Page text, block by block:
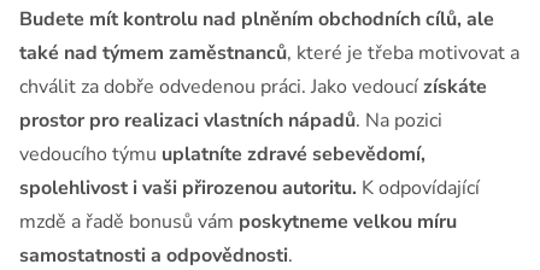
Budete mít kontrolu nad plněním obchodních cílů, ale
také nad týmem zaměstnanců, které je třeba motivovat a
chválit za dobře odvedenou práci. Jako vedoucízískáte
prostor pro realizaci vlastních nápadů. Na pozici
vedoucího týmu uplatníte zdravé sebevědomí,
spolehlivost i vaši přirozenou autoritu. K odpovídající
mzdě a řadě bonusů vám poskytneme velkou míru
samostatnosti a odpovědnosti.